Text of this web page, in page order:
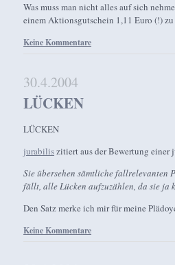
Was muss man nicht alles auf sich
einem Aktionsgutschein 1,11 Euro (!) zu
Keine Kommentare
30.4.2004
LÜCKEN
LÜCKEN
jurabiliszitiert aus der Bewertung einer
Sie übersehen sämtliche fallrelevanten
fällt, alle Lücken aufzuzählen, da sie ja
Den Satz merke ich mir für meine
Keine Kommentare